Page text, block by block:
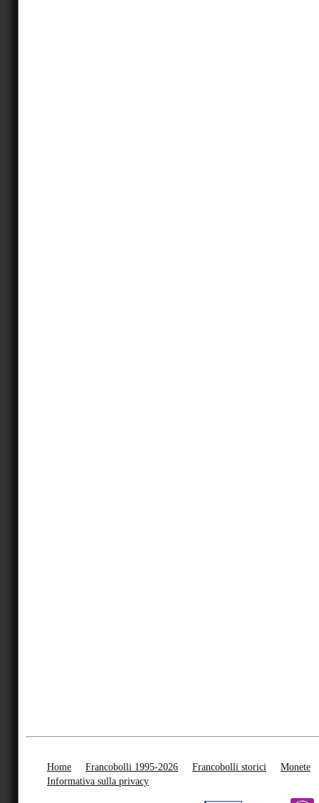
Home Francobolli 1995-2026 Francobolli storici
Monete
Informativa sulla privacy